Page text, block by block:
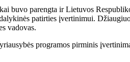
buvo parengta ir Lietuvos
patirties įvertinimui.
vadovas.
programos pirminis